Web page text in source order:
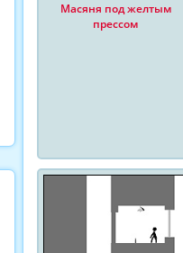
Масяня под желтым
прессом